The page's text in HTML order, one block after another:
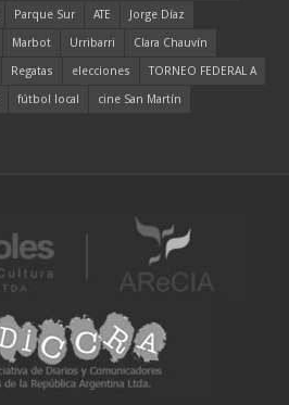
Parque Sur ATE
Jorge Díaz
Marbot Urribarri
Clara Chauvín
Regatas elecciones
TORNEO FEDERAL A
fútbol local cine San Martín